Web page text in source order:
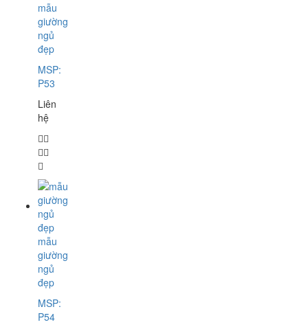
mẫu
giường
ngủ
đẹp
MSP:
P53
Liên
hệ
mẫu
giường
ngủ
đẹp
MSP:
P54